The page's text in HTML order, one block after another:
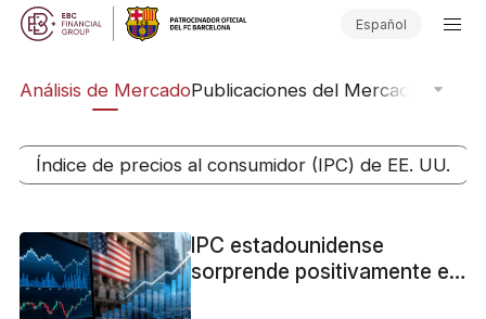
Español
Análisis de MercadoPublicaciones del Mercado
Índice de precios al consumidor (IPC) de EE. UU.
IPC estadounidense
sorprende positivamente en
todas sus lecturas